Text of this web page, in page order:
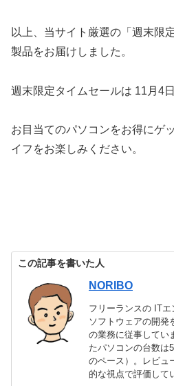
以上、当サイト厳選の「週末限
製品をお届けしました。
週末限定タイムセールは 11月4
お目当てのパソコンをお得にゲ
イフをお楽しみください。
この記事を書いた人
NORIBO
フリーランスの ITエ
ソフトウェアの開発
の業務に従事してい
たパソコンの台数は
のペース）。レビュ
的な視点で評価して